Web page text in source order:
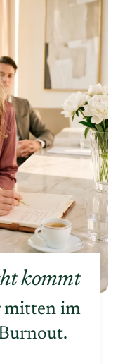
kommt
mitten im